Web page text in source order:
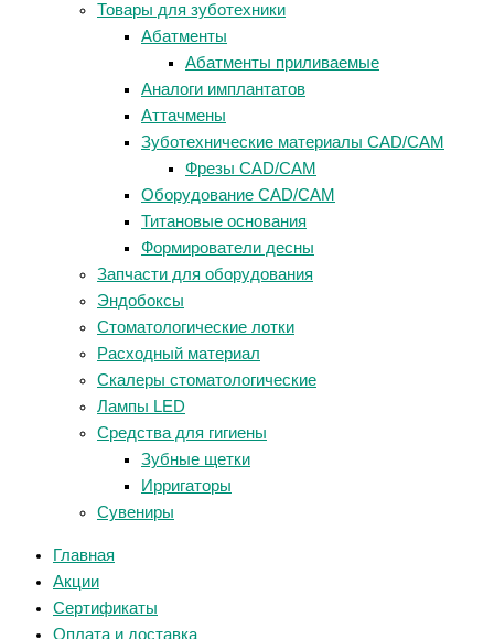
Товары для зуботехники
Абатменты
Абатменты приливаемые
Аналоги имплантатов
Аттачмены
Зуботехнические материалы CAD/CAM
Фрезы CAD/CAM
Оборудование CAD/CAM
Титановые основания
Формирователи десны
Запчасти для оборудования
Эндобоксы
Стоматологические лотки
Расходный материал
Скалеры стоматологические
Лампы LED
Средства для гигиены
Зубные щетки
Ирригаторы
Сувениры
Главная
Акции
Сертификаты
Оплата и доставка